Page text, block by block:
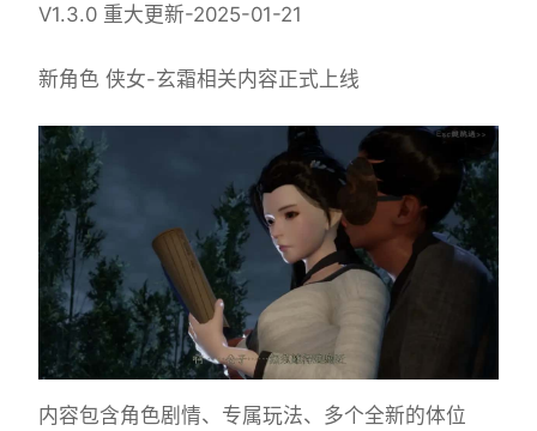
V1.3.0 重大更新-2025-01-21
新角色 侠女-玄霜相关内容正式上线
内容包含角色剧情、专属玩法、多个全新的体位